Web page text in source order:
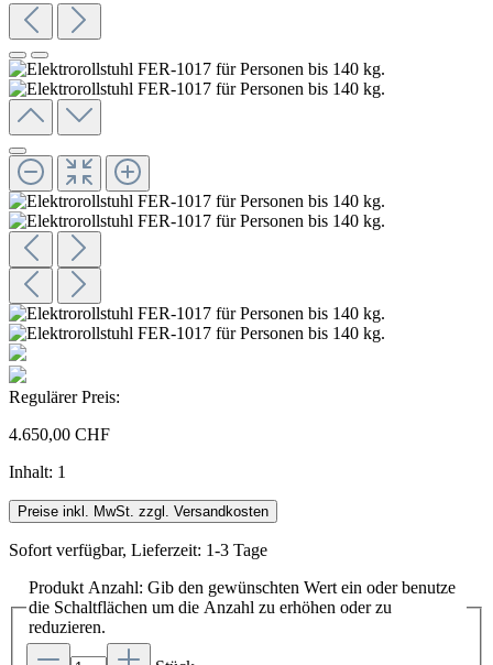
Regulärer Preis:
4.650,00 CHF
Inhalt: 1
Preise inkl. MwSt. zzgl. Versandkosten
Sofort verfügbar, Lieferzeit: 1-3 Tage
Produkt Anzahl: Gib den gewünschten Wert ein oder benutze
die Schaltflächen um die Anzahl zu erhöhen oder zu
reduzieren.